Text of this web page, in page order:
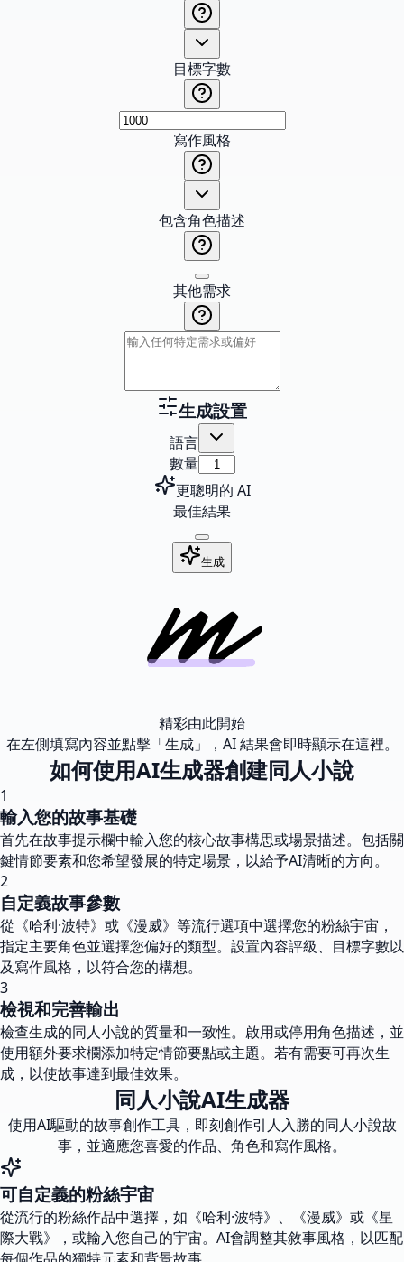
目標字數
寫作風格
包含角色描述
其他需求
生成設置
語言
數量
更聰明的 AI
最佳結果
生成
精彩由此開始
在左側填寫內容並點擊「生成」，AI 結果會即時顯示在這裡。
如何使用AI生成器創建同人小說
1
輸入您的故事基礎
首先在故事提示欄中輸入您的核心故事構思或場景描述。包括關
鍵情節要素和您希望發展的特定場景，以給予AI清晰的方向。
2
自定義故事參數
從《哈利·波特》或《漫威》等流行選項中選擇您的粉絲宇宙，
指定主要角色並選擇您偏好的類型。設置內容評級、目標字數以
及寫作風格，以符合您的構想。
3
檢視和完善輸出
檢查生成的同人小說的質量和一致性。啟用或停用角色描述，並
使用額外要求欄添加特定情節要點或主題。若有需要可再次生
成，以使故事達到最佳效果。
同人小說AI生成器
使用AI驅動的故事創作工具，即刻創作引人入勝的同人小說故
事，並適應您喜愛的作品、角色和寫作風格。
可自定義的粉絲宇宙
從流行的粉絲作品中選擇，如《哈利·波特》、《漫威》或《星
際大戰》，或輸入您自己的宇宙。AI會調整其敘事風格，以匹配